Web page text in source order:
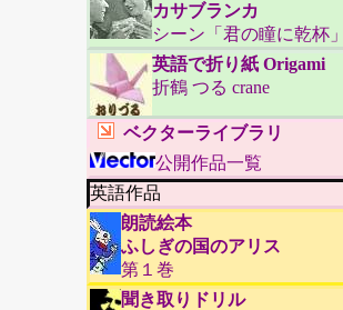
カサブランカ
シーン「君の瞳に乾杯」
英語で折り紙 Origami
折鶴 つる crane
ベクターライブラリ
公開作品一覧
英語作品
朗読絵本
ふしぎの国のアリス
第１巻
聞き取りドリル